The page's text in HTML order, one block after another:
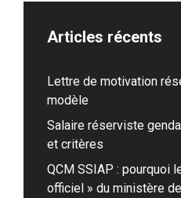
Articles récents
Lettre de motivation
modèle
Salaire réserviste
et critères
QCM SSIAP : pourquoi
officiel » du ministère